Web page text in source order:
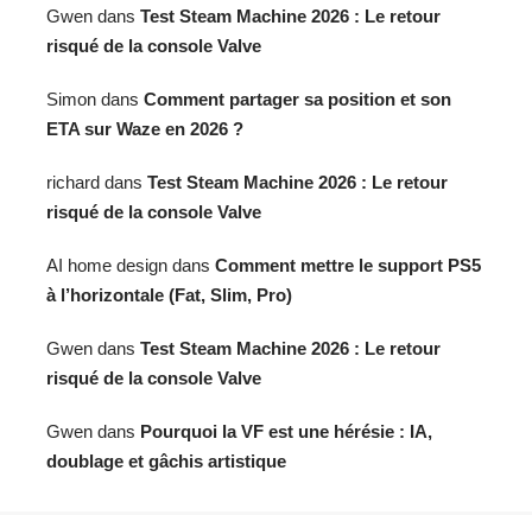
Gwen dans Test Steam Machine 2026 : Le retour
risqué de la console Valve
Simon dans Comment partager sa position et son
ETA sur Waze en 2026 ?
richard dans Test Steam Machine 2026 : Le retour
risqué de la console Valve
AI home design dans Comment mettre le support PS5
à l’horizontale (Fat, Slim, Pro)
Gwen dans Test Steam Machine 2026 : Le retour
risqué de la console Valve
Gwen dans Pourquoi la VF est une hérésie : IA,
doublage et gâchis artistique